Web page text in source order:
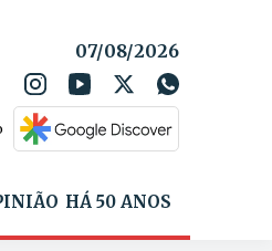
07/08/2026
HÁ 50 ANOS